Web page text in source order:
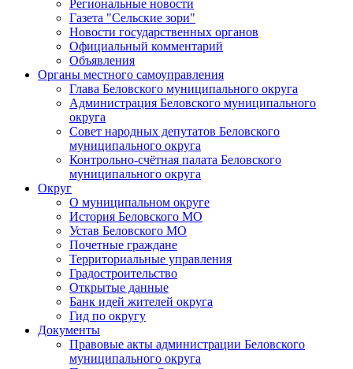
Региональные новости
Газета "Сельские зори"
Новости государственных органов
Официальный комментарий
Объявления
Органы местного самоуправления
Глава Беловского муниципального округа
Администрация Беловского муниципального
округа
Совет народных депутатов Беловского
муниципального округа
Контрольно-счётная палата Беловского
муниципального округа
Округ
О муниципальном округе
История Беловского МО
Устав Беловского МО
Почетные граждане
Территориальные управления
Градостроительство
Открытые данные
Банк идей жителей округа
Гид по округу
Документы
Правовые акты администрации Беловского
муниципального округа